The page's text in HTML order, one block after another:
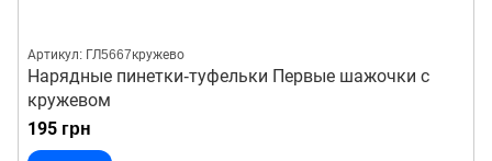
Артикул: ГЛ5667кружево
Нарядные пинетки-туфельки Первые шажочки с
кружевом
195 грн